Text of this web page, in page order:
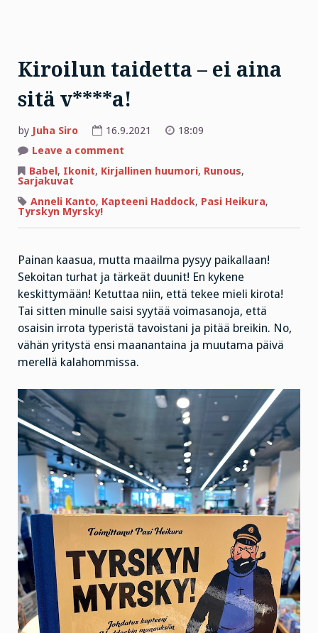
Kiroilun taidetta – ei aina
sitä v****a!
by Juha Siro 16.9.2021
18:09
Leave a comment
taidetta
aina
Babel , Ikonit, Kirjallinen huumori, Runous,
Sarjakuvat
Anneli Kanto, Kapteeni Haddock, Pasi Heikura,
Tyrskyn Myrsky!
Painan kaasua, mutta maailma pysyy paikallaan!
Sekoitan turhat ja tärkeät duunit! En kykene
keskittymään! Ketuttaa niin, että tekee mieli kirota!
Tai sitten minulle saisi syytää voimasanoja, että
osaisin irrota typeristä tavoistani ja pitää breikin. No,
vähän yritystä ensi maanantaina ja muutama päivä
merellä kalahommissa.